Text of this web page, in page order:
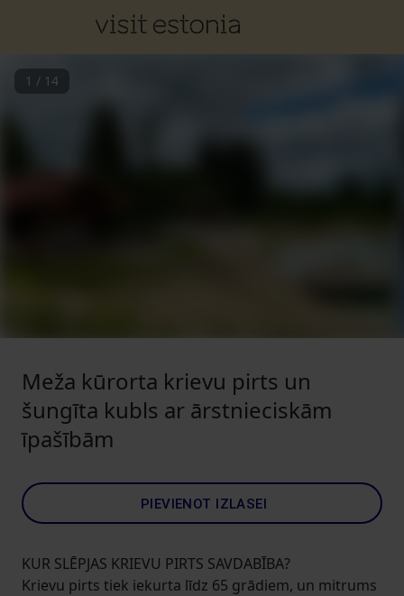
1 / 14
Meža kūrorta krievu pirts un
šungīta kubls ar ārstnieciskām
īpašībām
PIEVIENOT IZLASEI
KUR SLĒPJAS KRIEVU PIRTS SAVDABĪBA?
Krievu pirts tiek iekurta līdz 65 grādiem, un mitrums